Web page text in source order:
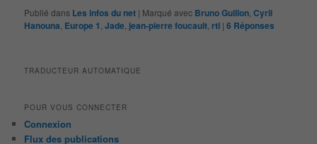
Publié dans Les infos du net | Marqué avec Bruno Guillon ,Cyril
Hanouna Europe 1 ,Jade jean-pierre foucault rtl |6 Réponses
TRADUCTEUR AUTOMATIQUE
POUR VOUS CONNECTER
Connexion
Flux des publications